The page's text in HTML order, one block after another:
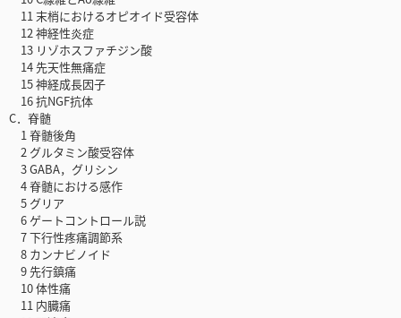
11 末梢におけるオピオイド受容体
12 神経性炎症
13 リゾホスファチジン酸
14 先天性無痛症
15 神経成長因子
16 抗NGF抗体
C．脊髄
1 脊髄後角
2 グルタミン酸受容体
3 GABA，グリシン
4 脊髄における感作
5 グリア
6 ゲートコントロール説
7 下行性疼痛調節系
8 カンナビノイド
9 先行鎮痛
10 体性痛
11 内臓痛